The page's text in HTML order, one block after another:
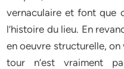
vernaculaire et font que
l’histoire du lieu. En
en oeuvre structurelle,
tour n’est vraiment